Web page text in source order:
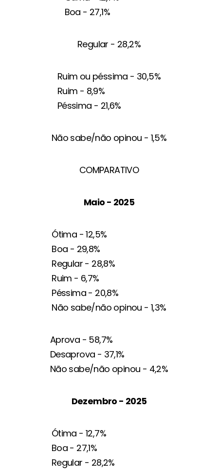
Boa - 27,1%
Regular - 28,2%
Ruim ou péssima - 30,5%
Ruim - 8,9%
Péssima - 21,6%
Não sabe/não opinou - 1,5%
COMPARATIVO
Maio - 2025
Ótima - 12,5%
Boa - 29,8%
Regular - 28,8%
Ruim - 6,7%
Péssima - 20,8%
Não sabe/não opinou - 1,3%
Aprova - 58,7%
Desaprova - 37,1%
Não sabe/não opinou - 4,2%
Dezembro - 2025
Ótima - 12,7%
Boa - 27,1%
Regular - 28,2%